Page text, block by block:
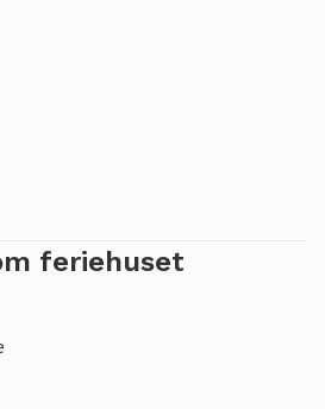
feriehuset